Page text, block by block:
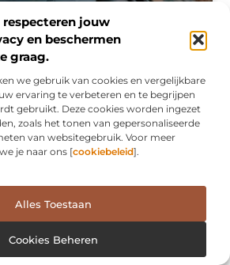
jouw
en beschermen
graag.
we gebruik van cookies en vergelijkbare
ervaring te verbeteren en te begrijpen
gebruikt. Deze cookies worden ingezet
zoals het tonen van gepersonaliseerde
van websitegebruik. Voor meer
je naar ons [cookiebeleid].
Alles Toestaan
Cookies Beheren
verbouwen of een andere vorm van
eens van pas komen dat je weet waar
jouw perceel of